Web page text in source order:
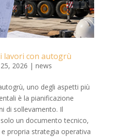
lavori con autogrù
2026 | news
uno degli aspetti più
è la pianificazione
di sollevamento. Il
un documento tecnico,
propria strategia operativa